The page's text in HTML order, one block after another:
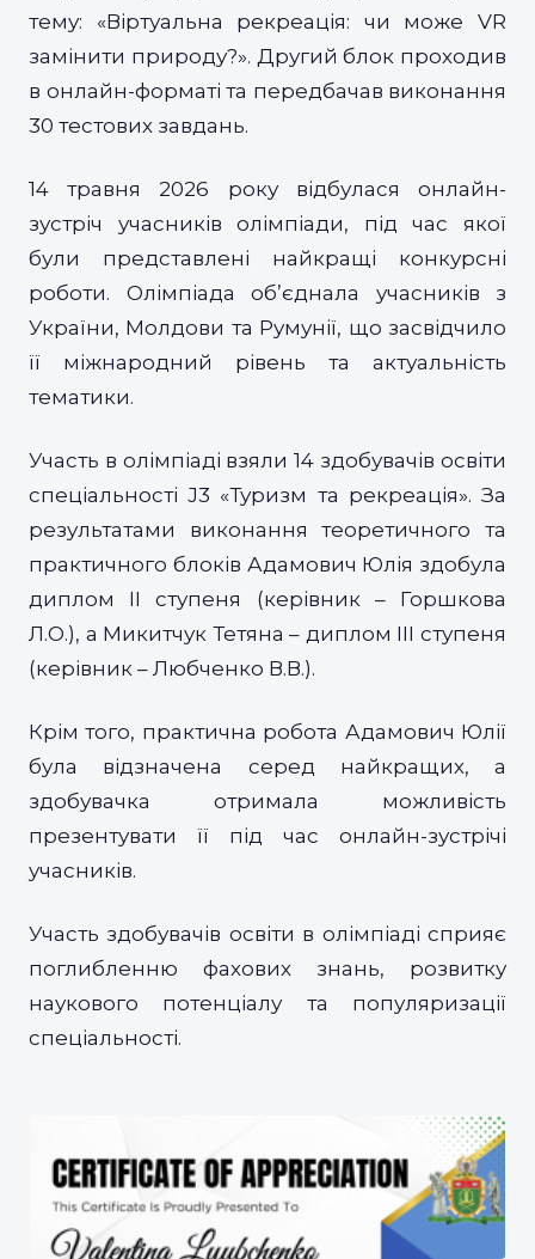
тему: «Віртуальна рекреація: чи може VR
замінити природу?». Другий блок проходив
в онлайн-форматі та передбачав виконання
30 тестових завдань.
14 травня 2026 року відбулася онлайн-
зустріч учасників олімпіади, під час якої
були представлені найкращі конкурсні
роботи. Олімпіада об’єднала учасників з
України, Молдови та Румунії, що засвідчило
її міжнародний рівень та актуальність
тематики.
Участь в олімпіаді взяли 14 здобувачів освіти
спеціальності J3 «Туризм та рекреація». За
результатами виконання теоретичного та
практичного блоків Адамович Юлія здобула
диплом ІІ ступеня (керівник – Горшкова
Л.О.), а Микитчук Тетяна – диплом ІІІ ступеня
(керівник – Любченко В.В.).
Крім того, практична робота Адамович Юлії
була відзначена серед найкращих, а
здобувачка отримала можливість
презентувати її під час онлайн-зустрічі
учасників.
Участь здобувачів освіти в олімпіаді сприяє
поглибленню фахових знань, розвитку
наукового потенціалу та популяризації
спеціальності.